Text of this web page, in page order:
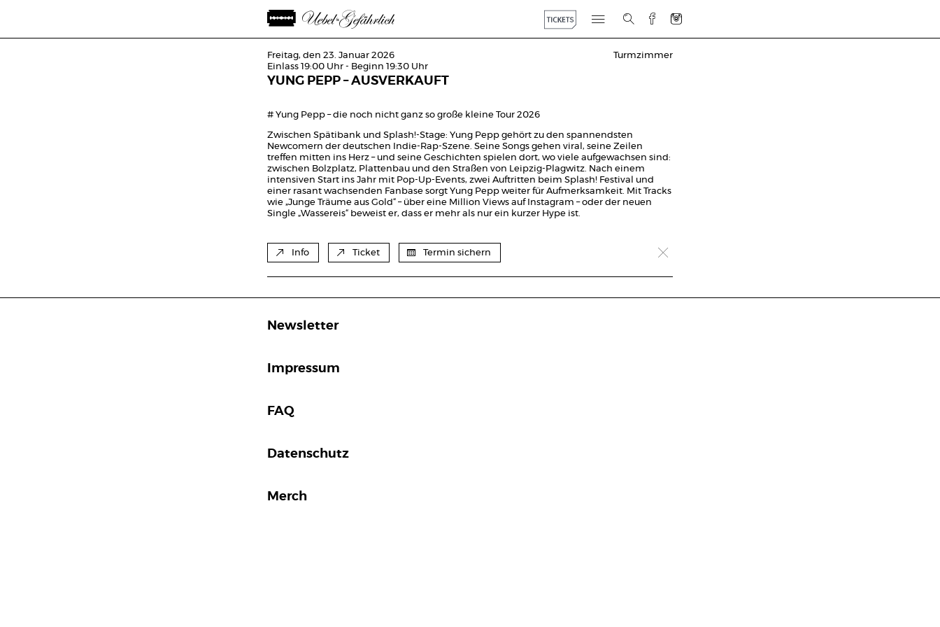
Freitag, den 23. Januar 2026
Einlass 19:00 Uhr - Beginn 19:30 Uhr
YUNG PEPP – AUSVERKAUFT
Turmzimmer
# Yung Pepp – die noch nicht ganz so große kleine Tour 2026
Zwischen Spätibank und Splash!-Stage: Yung Pepp gehört zu den spannendsten
Newcomern der deutschen Indie-Rap-Szene. Seine Songs gehen viral, seine Zeilen
treffen mitten ins Herz – und seine Geschichten spielen dort, wo viele aufgewachsen sind:
zwischen Bolzplatz, Plattenbau und den Straßen von Leipzig-Plagwitz. Nach einem
intensiven Start ins Jahr mit Pop-Up-Events, zwei Auftritten beim Splash! Festival und
einer rasant wachsenden Fanbase sorgt Yung Pepp weiter für Aufmerksamkeit. Mit Tracks
wie „Junge Träume aus Gold“ – über eine Million Views auf Instagram – oder der neuen
Single „Wassereis“ beweist er, dass er mehr als nur ein kurzer Hype ist.
Info Ticket Termin sichern
Newsletter
Impressum
FAQ
Datenschutz
Merch